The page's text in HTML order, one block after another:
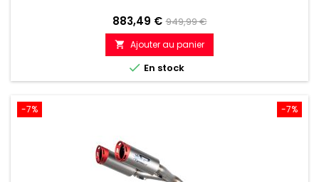
Prix
883,49 € Prix
de
référence
949,99 €
 Ajouter au panier
 En stock
-7%
-7%